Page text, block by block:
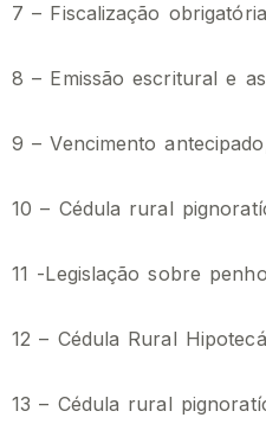
7 – Fiscalização
8 – Emissão escritural e
9 – Vencimento
10 – Cédula rural
11 -Legislação sobre
12 – Cédula Rural
13 – Cédula rural